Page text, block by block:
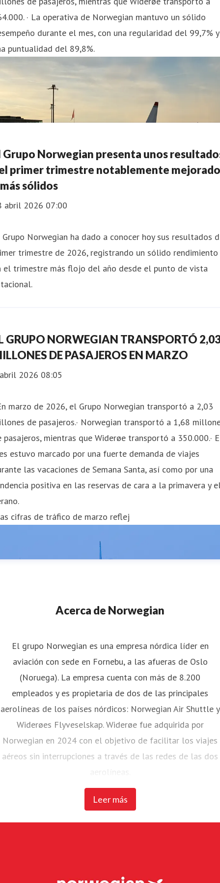
· La operativa de Norwegian mantuvo un sólido
durante el mes, con una regularidad del 99,7% y
puntualidad del 89,8%.
Grupo Norwegian presenta unos
primer trimestre notablemente
sólidos
abril 2026 07:00
Norwegian ha dado a conocer hoy sus resultados
trimestre de 2026, registrando un sólido rendimiento
el trimestre más flojo del año desde el punto de vista
GRUPO NORWEGIAN TRANSPORTÓ
DE PASAJEROS EN MARZO
2026 08:05
marzo de 2026, el Grupo Norwegian transportó a 2,03
de pasajeros.· Norwegian transportó a 1,68
pasajeros, mientras que Widerøe transportó a 350.000.·
estuvo marcado por una fuerte demanda de viajes
las vacaciones de Semana Santa, así como por una
positiva en las reservas de cara a la primavera y
cifras de tráfico de marzo reflej
Acerca de Norwegian
Leer más
El grupo Norwegian es una empresa nórdica líder en
aviación con sede en Fornebu, a las afueras de Oslo
(Noruega). La empresa cuenta con más de 8.200
empleados y es propietaria de dos de las principales
aerolíneas de los países nórdicos: Norwegian Air Shuttle y
Widerøes Flyveselskap. Widerøe fue adquirida por
Norwegian en 2024 con el objetivo de facilitar los viajes
aéreos sin interrupciones a través de las redes de las dos
aerolíneas.
Norwegian Air Shuttle, la mayor aerolínea noruega con